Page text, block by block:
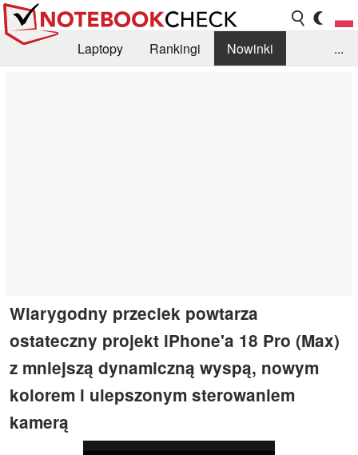
Laptopy Rankingi
Nowinki
...
Wiarygodny przeciek powtarza
ostateczny projekt iPhone'a 18 Pro (Max)
z mniejszą dynamiczną wyspą, nowym
kolorem i ulepszonym sterowaniem
kamerą